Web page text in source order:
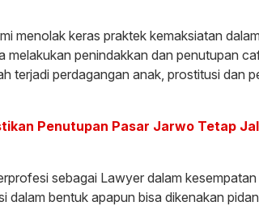
menolak keras praktek kemaksiatan
melakukan penindakkan dan penutupan
terjadi perdagangan anak, prostitusi dan
Penutupan Pasar Jarwo Tetap
sebagai Lawyer dalam
dalam bentuk apapun bisa dikenakan